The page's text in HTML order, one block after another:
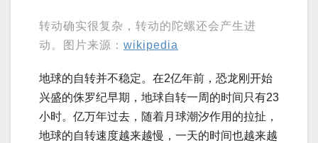
转动确实很复杂，转动的陀螺还会产生进
动。图片来源： wikipedia
地球的自转并不稳定。在2亿年前，恐龙刚开始
兴盛的侏罗纪早期，地球自转一周的时间只有23
小时。亿万年过去，随着月球潮汐作用的拉扯，
地球的自转速度越来越慢，一天的时间也越来越